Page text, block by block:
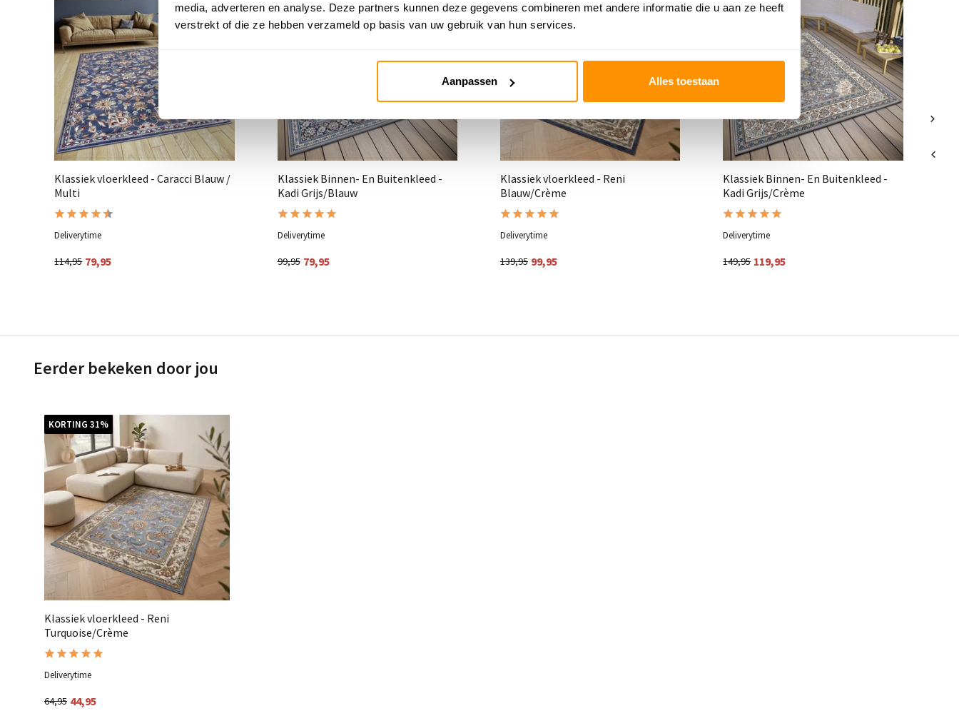
media, adverteren en analyse. Deze partners kunnen deze gegevens combineren met andere informatie die u aan ze heeft
verstrekt of die ze hebben verzameld op basis van uw gebruik van hun services.
Aanpassen Alles toestaan
Klassiek vloerkleed - Caracci Blauw /
Multi
Deliverytime
114,95 79,95
Klassiek Binnen- En Buitenkleed -
Kadi Grijs/Blauw
Deliverytime
99,95 79,95
Klassiek vloerkleed - Reni
Blauw/Crème
Deliverytime
139,95 99,95
Klassiek Binnen- En Buitenkleed -
Kadi Grijs/Crème
Deliverytime
149,95 119,95
Eerder bekeken door jou
KORTING 31%
Klassiek vloerkleed - Reni
Turquoise/Crème
Deliverytime
64,95 44,95